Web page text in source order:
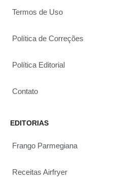
Termos de Uso
Política de Correções
Política Editorial
Contato
EDITORIAS
Frango Parmegiana
Receitas Airfryer